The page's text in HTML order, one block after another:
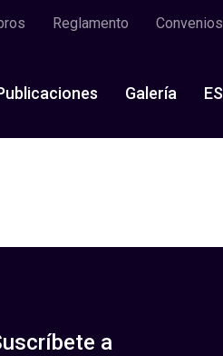
Reglamento Convenios
Galería ES
a